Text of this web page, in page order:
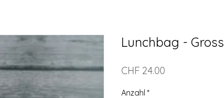
Lunchbag - Gross
CHF 24.00
Anzahl *